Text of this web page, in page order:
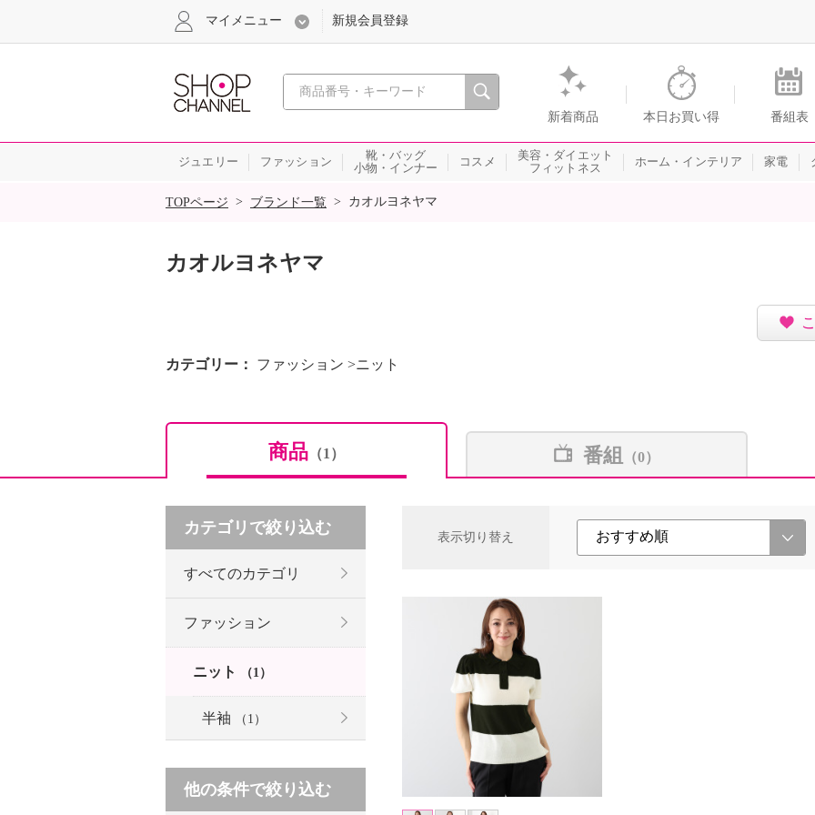
心おどる、瞬間を。通販・テレビショッピングのショップチャンネル
新着商品 本日お買い得 番組表
マイメニュー 新規会員登録
ジュエリー ファッション
靴・バッグ
小物・インナー
コスメ
美容・ダイエット
フィットネス
ホーム・インテリア 家電
SALE
TOPページ > ブランド一覧 > カオルヨネヤマ
カオルヨネヤマ
カテゴリー ファッション >ニット
商品 （1） 番組 （0）
表示切り替え
カテゴリで絞り込む
すべてのカテゴリ
ファッション
ニット （1）
半袖 （1）
他の条件で絞り込む